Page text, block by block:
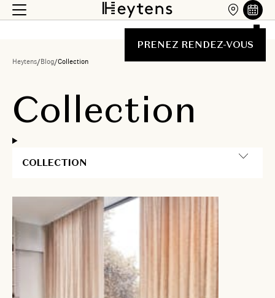
PRENEZ RENDEZ-VOUS
Heytens/Blog/Collection
Collection
COLLECTION